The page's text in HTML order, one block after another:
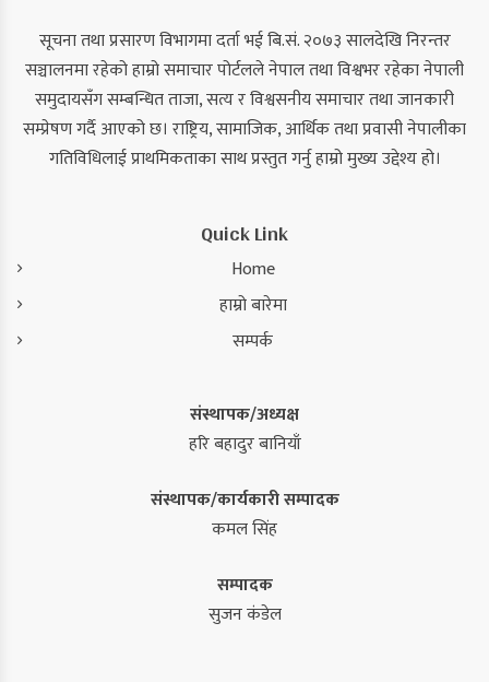
सूचना तथा प्रसारण विभागमा दर्ता भई बि.सं. २०७३ सालदेखि निरन्तर
सञ्चालनमा रहेको हाम्रो समाचार पोर्टलले नेपाल तथा विश्वभर रहेका नेपाली
समुदायसँग सम्बन्धित ताजा, सत्य र विश्वसनीय समाचार तथा जानकारी
सम्प्रेषण गर्दै आएको छ। राष्ट्रिय, सामाजिक, आर्थिक तथा प्रवासी नेपालीका
गतिविधिलाई प्राथमिकताका साथ प्रस्तुत गर्नु हाम्रो मुख्य उद्देश्य हो।
Quick Link
Home
हाम्रो बारेमा
सम्पर्क
संस्थापक/अध्यक्ष
हरि बहादुर बानियाँ
संस्थापक/कार्यकारी सम्पादक
कमल सिंह
सम्पादक
सुजन कंडेल